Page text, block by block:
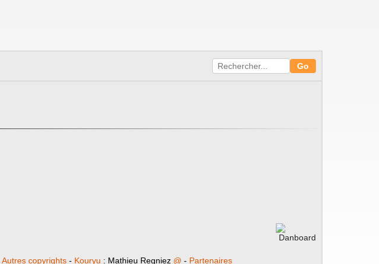
Autres copyrights- Kouryu : Mathieu Regniez @ - Partenaires